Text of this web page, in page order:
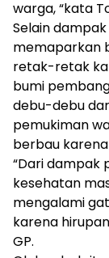
warga, “kata
Selain
memaparkan
retak-retak
bumi
debu-debu
pemukiman
berbau
“Dari dampak
kesehatan
mengalami
karena
GP.